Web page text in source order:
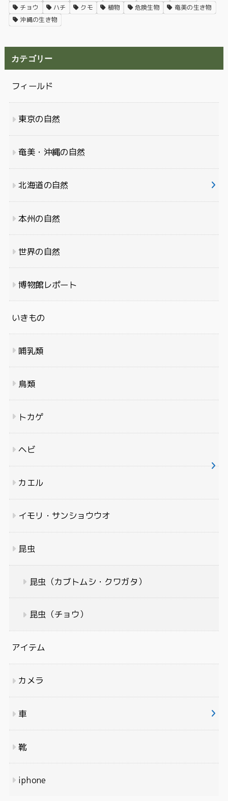
チョウ
ハチ クモ 植物 危険生物
奄美の生き物
沖縄の生き物
カテゴリー
フィールド
東京の自然
奄美・沖縄の自然
北海道の自然
本州の自然
世界の自然
博物館レポート
いきもの
哺乳類
鳥類
トカゲ
ヘビ
カエル
イモリ・サンショウウオ
昆虫
昆虫（カブトムシ・クワガタ）
昆虫（チョウ）
アイテム
カメラ
車
靴
iphone